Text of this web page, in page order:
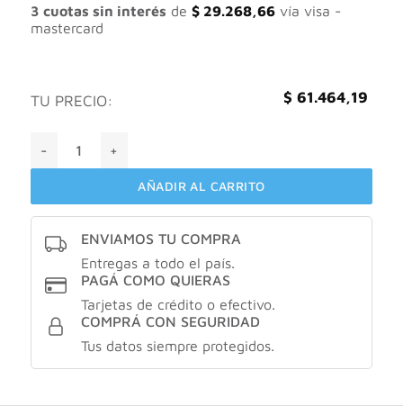
$ 87.805,99.
$ 61.464,19.
3 cuotas sin interés de $29.268,66vía visa -
mastercard
TU PRECIO: $ 61.464,19
AÑADIR AL CARRITO
ENVIAMOS TU COMPRA
Entregas a todo el país.
PAGÁ COMO QUIERAS
Tarjetas de crédito o efectivo.
COMPRÁ CON SEGURIDAD
Tus datos siempre protegidos.